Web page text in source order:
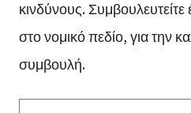
κινδύνους. Συμβουλευτείτε
στο νομικό πεδίο, για την
συμβουλή.